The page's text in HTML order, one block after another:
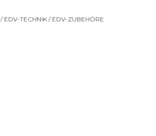
/ EDV-TECHNIK / EDV-ZUBEHÖRE